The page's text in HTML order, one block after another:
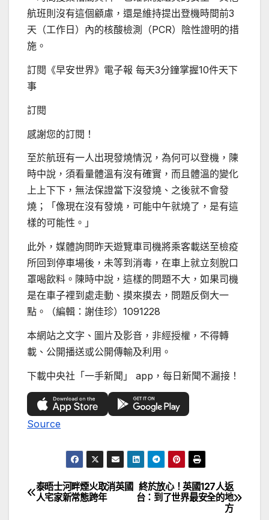
航班則沒有這個顧慮，還是維持提出登機時間前3
天（工作日）內的核酸檢測（PCR）陰性證明的措
施。
訂閱《早安世界》電子報 每天3分鐘掌握10件天下
事
訂閱
感謝您的訂閱！
至於航班有一人出現發燒情況，為何可以登機，陳
時中說，須看量體溫有沒有確實，而且體溫的變化
上上下下，無法保證當下沒發燒、之後就不會發
燒；「像現在沒有發燒，可能中午就燒了，是有這
樣的可能性。」
此外，媒體詢問昨天遊覽車司機將乘客載送至檢疫
所回到停車場後，未等到消毒，在車上就立刻脫口
罩喝飲料。陳時中說，這樣的問題不大，如果司機
是在車子裡到處走動、摸來摸去，問題反倒大一
點。（編輯：謝佳珍）1091228
本網站之文字、圖片及影音，非經授權，不得轉
載、公開播送或公開傳輸及利用。
下載中央社「一手新聞」 app，每日新聞不漏接！
Source
文
終於放心！英國127人返
台：到了世界最安全的地
方
泰晤士河畔煙火取消英國
人宅家新常態跨年